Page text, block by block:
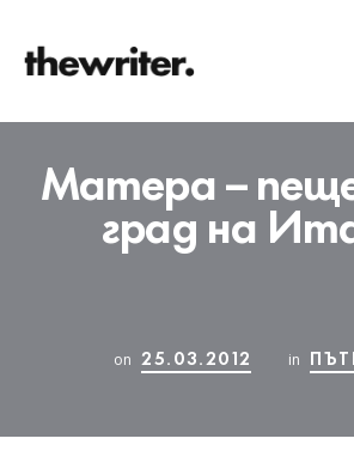
Матера –
град на
on 25.03.2012 in